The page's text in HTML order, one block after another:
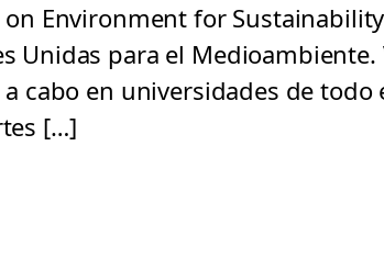
Environment for Sustainability
Unidas para el Medioambiente.
cabo en universidades de todo
[…]